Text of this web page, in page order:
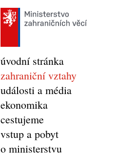
úvodní stránka
zahraniční vztahy
události a média
ekonomika
cestujeme
vstup a pobyt
o ministerstvu